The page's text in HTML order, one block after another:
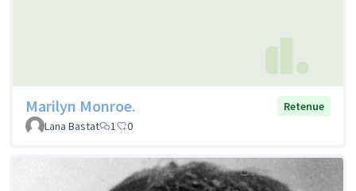
Marilyn Monroe.
Retenue
Lana Bastat
1 0